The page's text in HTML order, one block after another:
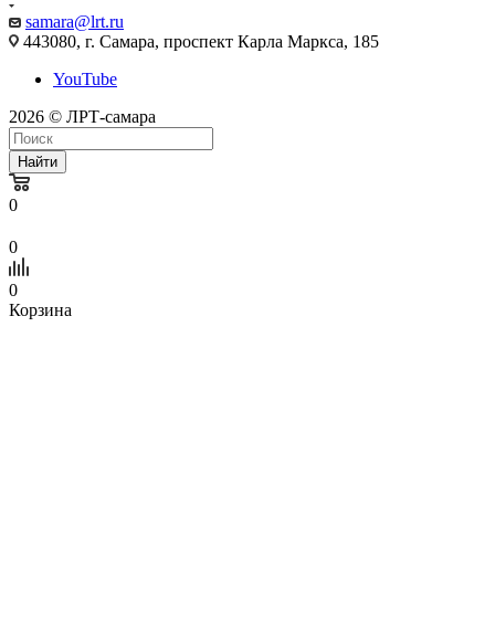
samara@lrt.ru
443080, г. Самара, проспект Карла Маркса, 185
YouTube
2026 © ЛРТ-самара
Найти
0
0
0
Корзина